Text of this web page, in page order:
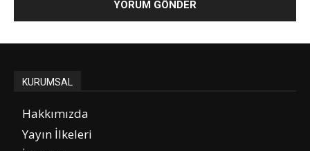
KURUMSAL
Hakkımızda
Yayın İlkeleri